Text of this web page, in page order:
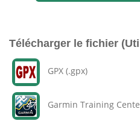
Télécharger le fichier
GPX (.gpx)
Garmin Training